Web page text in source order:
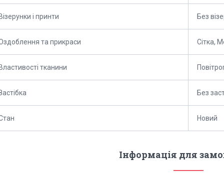
і принти Без
та прикраси Сітка,
тканини
Без
Новий
Інформація для